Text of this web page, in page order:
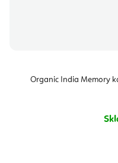
Organic India Memory